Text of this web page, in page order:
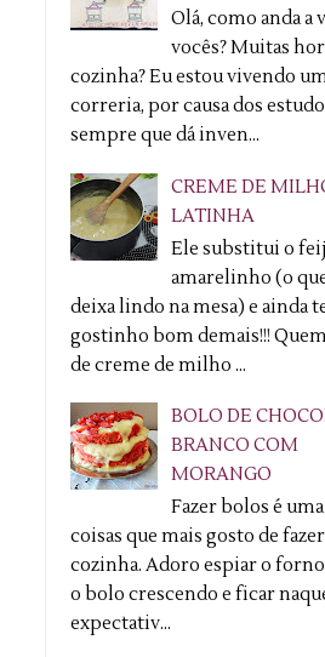
Olá, como anda a
vocês? Muitas
cozinha? Eu estou vivendo
correria, por causa dos
sempre que dá inven...
CREME DE
LATINHA
Ele substitui o
amarelinho (o
deixa lindo na mesa) e ainda
gostinho bom demais!!!
de creme de milho ...
BOLO DE
BRANCO COM
MORANGO
Fazer bolos é uma
coisas que mais gosto de
cozinha. Adoro espiar o
o bolo crescendo e ficar
expectativ...